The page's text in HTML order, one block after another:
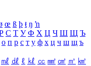
œ ß þ ŧ ŋ ŉ
С Т У Ф Х Ц Ч Ш Щ Ъ
о п р с т у ф х ц ч ш щ ъ
㎖ ㎗ ℓ ㎘ ㏄ ㎣ ㎤ ㎥ ㎦